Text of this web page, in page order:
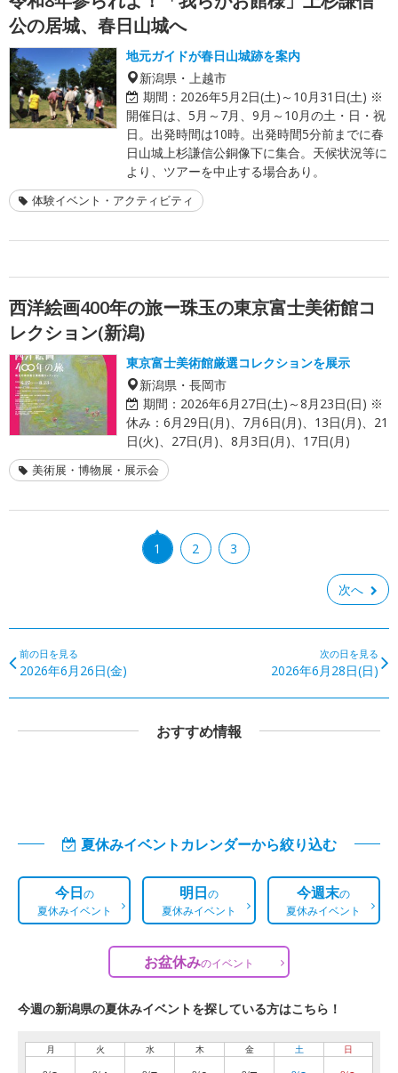
公の居城、春日山城へ
地元ガイドが春日山城跡を案内
新潟県・上越市
期間： 2026年5月2日(土)～10月31日(土) ※
開催日は、5月～7月、9月～10月の土・日・祝
日。出発時間は10時。出発時間5分前までに春
日山城上杉謙信公銅像下に集合。天候状況等に
より、ツアーを中止する場合あり。
体験イベント・アクティビティ
西洋絵画400年の旅ー珠玉の東京富士美術館コ
レクション(新潟)
東京富士美術館厳選コレクションを展示
新潟県・長岡市
期間： 2026年6月27日(土)～8月23日(日) ※
休み：6月29日(月)、7月6日(月)、13日(月)、21
日(火)、27日(月)、8月3日(月)、17日(月)
美術展・博物展・展示会
1 2 3
次へ
前の日を見る
2026年6月26日(金)
次の日を見る
2026年6月28日(日)
おすすめ情報
夏休みイベントカレンダーから絞り込む
今日の
夏休みイベント
明日の
夏休みイベント
今週末の
夏休みイベント
お盆休みのイベント
今週の新潟県の夏休みイベントを探している方はこちら！
月 火 水 木 金 土 日